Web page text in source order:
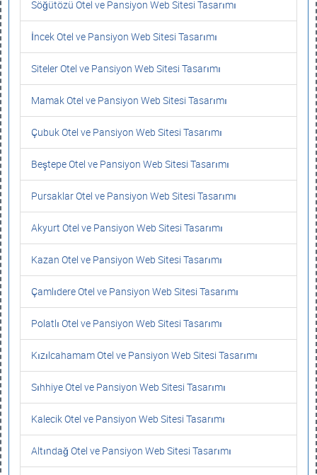
Söğütözü Otel ve Pansiyon Web Sitesi Tasarımı
İncek Otel ve Pansiyon Web Sitesi Tasarımı
Siteler Otel ve Pansiyon Web Sitesi Tasarımı
Mamak Otel ve Pansiyon Web Sitesi Tasarımı
Çubuk Otel ve Pansiyon Web Sitesi Tasarımı
Beştepe Otel ve Pansiyon Web Sitesi Tasarımı
Pursaklar Otel ve Pansiyon Web Sitesi Tasarımı
Akyurt Otel ve Pansiyon Web Sitesi Tasarımı
Kazan Otel ve Pansiyon Web Sitesi Tasarımı
Çamlıdere Otel ve Pansiyon Web Sitesi Tasarımı
Polatlı Otel ve Pansiyon Web Sitesi Tasarımı
Kızılcahamam Otel ve Pansiyon Web Sitesi Tasarımı
Sıhhiye Otel ve Pansiyon Web Sitesi Tasarımı
Kalecik Otel ve Pansiyon Web Sitesi Tasarımı
Altındağ Otel ve Pansiyon Web Sitesi Tasarımı